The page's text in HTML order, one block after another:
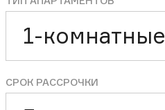
1-комнатные
СРОК РАССРОЧКИ